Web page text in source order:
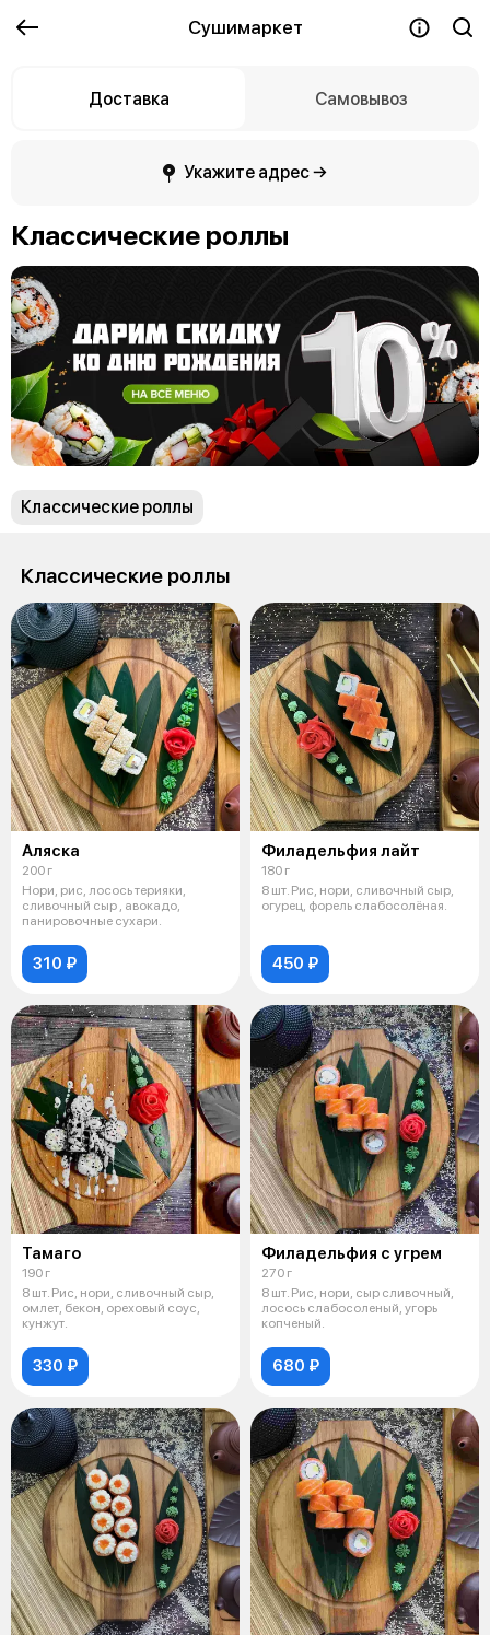
Сушимаркет
Доставка Самовывоз
Укажите адрес →
Классические роллы
Классические роллы
Классические роллы
Аляска
200 г
Нори, рис, лосось терияки,
сливочный сыр , авокадо,
панировочные сухари.
310 ₽
Филадельфия лайт
180 г
8 шт. Рис, нори, сливочный сыр,
огурец, форель слабосолёная.
450 ₽
Тамаго
190 г
8 шт. Рис, нори, сливочный сыр,
омлет, бекон, ореховый соус,
кунжут.
330 ₽
Филадельфия с угрем
270 г
8 шт. Рис, нори, сыр сливочный,
лосось слабосоленый, угорь
копченый.
680 ₽